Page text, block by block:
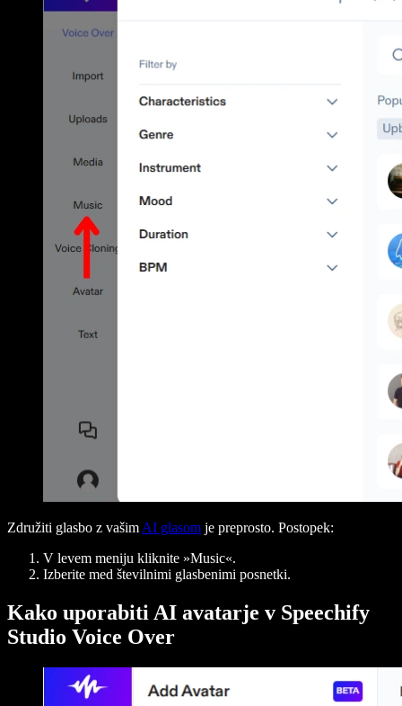
Združiti glasbo z vašim AI glasom je preprosto. Postopek:
V levem meniju kliknite »Music«.
Izberite med številnimi glasbenimi posnetki.
Kako uporabiti AI avatarje v Speechify
Studio Voice Over